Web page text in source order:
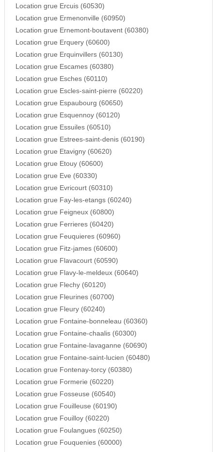
Location grue Ercuis (60530)
Location grue Ermenonville (60950)
Location grue Ernemont-boutavent (60380)
Location grue Erquery (60600)
Location grue Erquinvillers (60130)
Location grue Escames (60380)
Location grue Esches (60110)
Location grue Escles-saint-pierre (60220)
Location grue Espaubourg (60650)
Location grue Esquennoy (60120)
Location grue Essuiles (60510)
Location grue Estrees-saint-denis (60190)
Location grue Etavigny (60620)
Location grue Etouy (60600)
Location grue Eve (60330)
Location grue Evricourt (60310)
Location grue Fay-les-etangs (60240)
Location grue Feigneux (60800)
Location grue Ferrieres (60420)
Location grue Feuquieres (60960)
Location grue Fitz-james (60600)
Location grue Flavacourt (60590)
Location grue Flavy-le-meldeux (60640)
Location grue Flechy (60120)
Location grue Fleurines (60700)
Location grue Fleury (60240)
Location grue Fontaine-bonneleau (60360)
Location grue Fontaine-chaalis (60300)
Location grue Fontaine-lavaganne (60690)
Location grue Fontaine-saint-lucien (60480)
Location grue Fontenay-torcy (60380)
Location grue Formerie (60220)
Location grue Fosseuse (60540)
Location grue Fouilleuse (60190)
Location grue Fouilloy (60220)
Location grue Foulangues (60250)
Location grue Fouquenies (60000)